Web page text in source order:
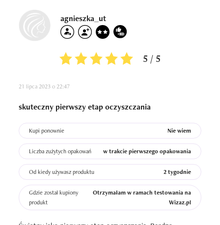
agnieszka_ut
5 / 5
21 lipca 2023 o 22:47
skuteczny pierwszy etap oczyszczania
Kupi ponownie Nie wiem
Liczba zużytych opakowań w trakcie pierwszego opakowania
Od kiedy używasz produktu 2 tygodnie
Gdzie został kupiony
produkt
Otrzymałam w ramach testowania na
Wizaz.pl